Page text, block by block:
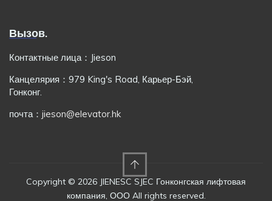
Вызов.
Контактные лица：Jieson
Канцелярия：979 King's Road, Карьер-Бэй,
Гонконг.
почта： jieson@elevator.hk
Copyright © 2026 JIENESC SJEC Гонконгская лифтовая
компания, ООО All rights reserved.